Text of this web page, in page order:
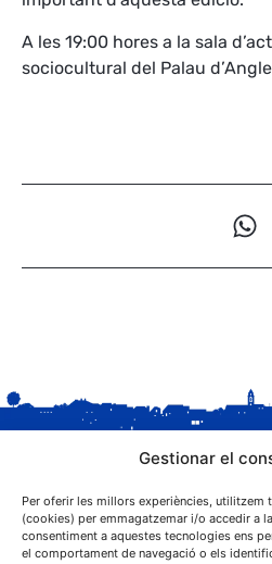
Gestionar el
Per oferir les millors experiències, utilitzem
(cookies) per emmagatzemar i/o accedir a
consentiment a aquestes tecnologies ens
el comportament de navegació o els
A les 19:00 hores a la sala
sociocultural del Palau